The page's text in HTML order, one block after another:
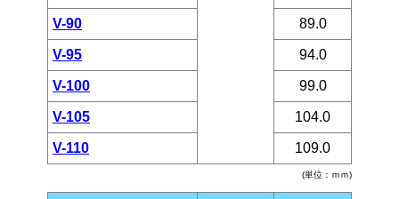
(単位：ｍｍ)
V-90 89.0
V-95 94.0
V-100 99.0
V-105 104.0
V-110 109.0